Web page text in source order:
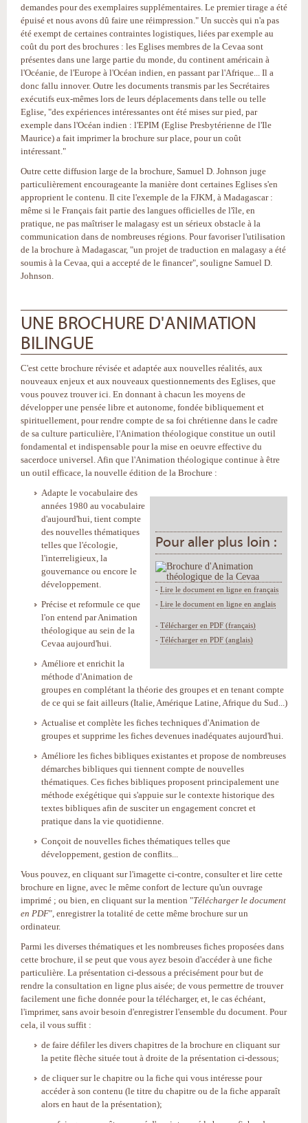
demandes pour des exemplaires supplémentaires. Le premier tirage a été
épuisé et nous avons dû faire une réimpression." Un succès qui n'a pas
été exempt de certaines contraintes logistiques, liées par exemple au
coût du port des brochures : les Eglises membres de la Cevaa sont
présentes dans une large partie du monde, du continent américain à
l'Océanie, de l'Europe à l'Océan indien, en passant par l'Afrique... Il a
donc fallu innover. Outre les documents transmis par les Secrétaires
exécutifs eux-mêmes lors de leurs déplacements dans telle ou telle
Eglise, "des expériences intéressantes ont été mises sur pied, par
exemple dans l'Océan indien : l'EPIM (Eglise Presbytérienne de l'Ile
Maurice) a fait imprimer la brochure sur place, pour un coût
intéressant."
Outre cette diffusion large de la brochure, Samuel D. Johnson juge
particulièrement encourageante la manière dont certaines Eglises s'en
approprient le contenu. Il cite l'exemple de la FJKM, à Madagascar :
même si le Français fait partie des langues officielles de l'île, en
pratique, ne pas maîtriser le malagasy est un sérieux obstacle à la
communication dans de nombreuses régions. Pour favoriser l'utilisation
de la brochure à Madagascar, "un projet de traduction en malagasy a été
soumis à la Cevaa, qui a accepté de le financer", souligne Samuel D.
Johnson.
UNE BROCHURE D'ANIMATION
BILINGUE
C'est cette brochure révisée et adaptée aux nouvelles réalités, aux
nouveaux enjeux et aux nouveaux questionnements des Eglises, que
vous pouvez trouver ici. En donnant à chacun les moyens de
développer une pensée libre et autonome, fondée bibliquement et
spirituellement, pour rendre compte de sa foi chrétienne dans le cadre
de sa culture particulière, l'Animation théologique constitue un outil
fondamental et indispensable pour la mise en oeuvre effective du
sacerdoce universel. Afin que l'Animation théologique continue à être
un outil efficace, la nouvelle édition de la Brochure :
Pour aller plus loin :
- Lire le document en ligne en français
- Lire le document en ligne en anglais
- Télécharger en PDF (français)
- Télécharger en PDF (anglais)
Adapte le vocabulaire des
années 1980 au vocabulaire
d'aujourd'hui, tient compte
des nouvelles thématiques
telles que l'écologie,
l'interreligieux, la
gouvernance ou encore le
développement.
Précise et reformule ce que
l'on entend par Animation
théologique au sein de la
Cevaa aujourd'hui.
Améliore et enrichit la
méthode d'Animation de
groupes en complétant la théorie des groupes et en tenant compte
de ce qui se fait ailleurs (Italie, Amérique Latine, Afrique du Sud...)
Actualise et complète les fiches techniques d'Animation de
groupes et supprime les fiches devenues inadéquates aujourd'hui.
Améliore les fiches bibliques existantes et propose de nombreuses
démarches bibliques qui tiennent compte de nouvelles
thématiques. Ces fiches bibliques proposent principalement une
méthode exégétique qui s'appuie sur le contexte historique des
textes bibliques afin de susciter un engagement concret et
pratique dans la vie quotidienne.
Conçoit de nouvelles fiches thématiques telles que
développement, gestion de conflits...
Vous pouvez, en cliquant sur l'imagette ci-contre, consulter et lire cette
brochure en ligne, avec le même confort de lecture qu'un ouvrage
imprimé ; ou bien, en cliquant sur la mention "Télécharger le document
en PDF", enregistrer la totalité de cette même brochure sur un
ordinateur.
Parmi les diverses thématiques et les nombreuses fiches proposées dans
cette brochure, il se peut que vous ayez besoin d'accéder à une fiche
particulière. La présentation ci-dessous a précisément pour but de
rendre la consultation en ligne plus aisée; de vous permettre de trouver
facilement une fiche donnée pour la télécharger, et, le cas échéant,
l'imprimer, sans avoir besoin d'enregistrer l'ensemble du document. Pour
cela, il vous suffit :
de faire défiler les divers chapitres de la brochure en cliquant sur
la petite flèche située tout à droite de la présentation ci-dessous;
de cliquer sur le chapitre ou la fiche qui vous intéresse pour
accéder à son contenu (le titre du chapitre ou de la fiche apparaît
alors en haut de la présentation);